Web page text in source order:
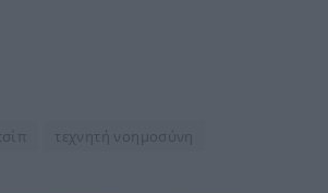
τεχνητή νοημοσύνη